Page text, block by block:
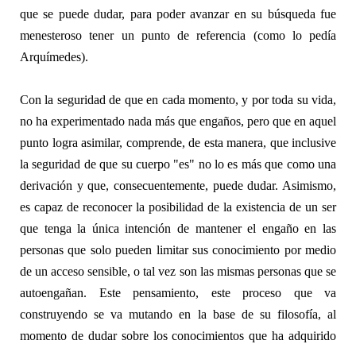
que se puede dudar, para poder avanzar en su búsqueda fue
menesteroso tener un punto de referencia (como lo pedía
Arquímedes).
Con la seguridad de que en cada momento, y por toda su vida,
no ha experimentado nada más que engaños, pero que en aquel
punto logra asimilar, comprende, de esta manera, que inclusive
la seguridad de que su cuerpo "es" no lo es más que como una
derivación y que, consecuentemente, puede dudar. Asimismo,
es capaz de reconocer la posibilidad de la existencia de un ser
que tenga la única intención de mantener el engaño en las
personas que solo pueden limitar sus conocimiento por medio
de un acceso sensible, o tal vez son las mismas personas que se
autoengañan. Este pensamiento, este proceso que va
construyendo se va mutando en la base de su filosofía, al
momento de dudar sobre los conocimientos que ha adquirido